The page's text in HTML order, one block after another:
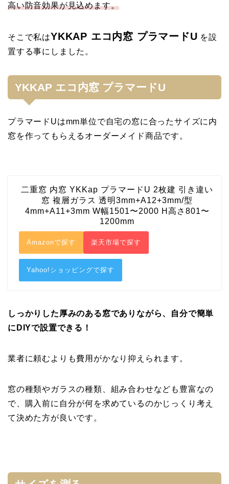
高い防音効果が見込めます。
そこで私はYKKAP エコ内窓 プラマードU を設
置する事にしました。
YKKAP エコ内窓 プラマードU
プラマードUはmm単位で自宅の窓に合ったサイズに内
窓を作ってもらえるオーダーメイド商品です。
二重窓 内窓 YKKap プラマードU 2枚建 引き違い
窓 複層ガラス 透明3mm+A12+3mm/型
4mm+A11+3mm W幅1501〜2000 H高さ801〜
1200mm
Amazonで探す 楽天市場で探す
Yahoo!ショッピングで探す
しっかりした厚みのある窓でありながら、自分で簡単
にDIYで設置できる！
業者に頼むよりも費用がかなり抑えられます。
窓の種類やガラスの種類、組み合わせなども豊富なの
で、購入前に自分が何を求めているのかじっくり考え
て決めた方が良いです。